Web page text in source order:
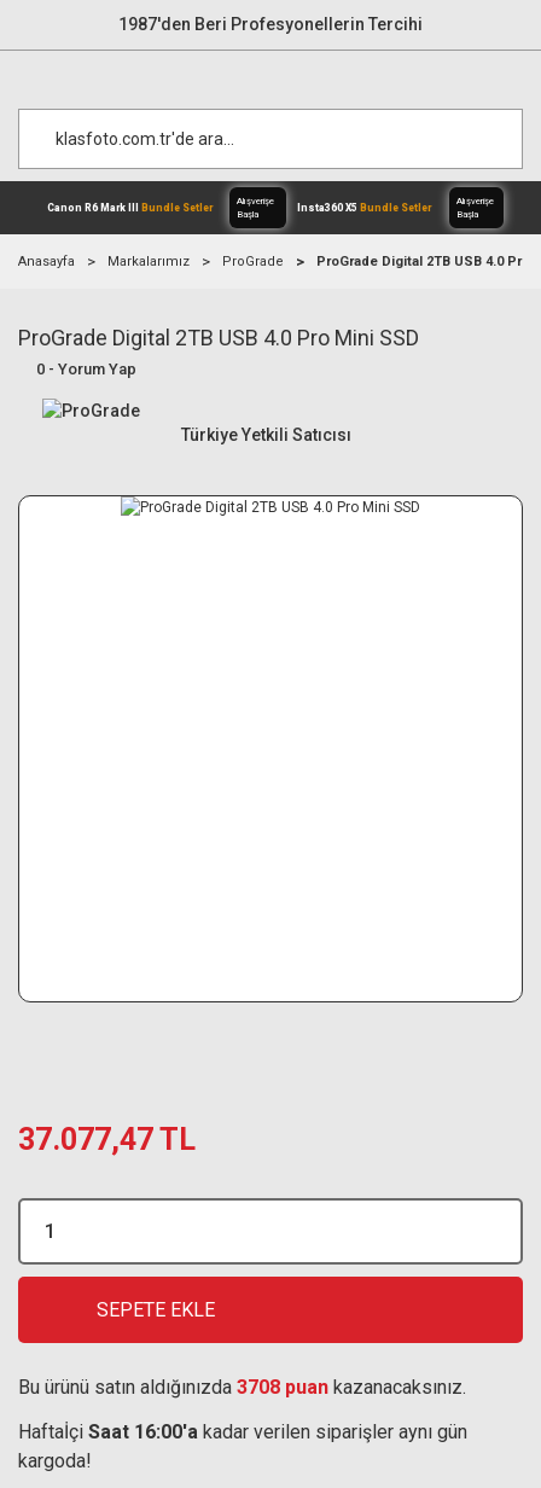
1987'den Beri Profesyonellerin Tercihi
Canon R6 Mark IIIBundle Setler
Alışverişe
Anasayfa Markalarımız ProGrade ProGrade Digital 2TB USB 4.0 Pro
ProGrade Digital 2TB USB 4.0 Pro Mini SSD
0 - Yorum Yap
Türkiye Yetkili Satıcısı
37.077,47 TL
SEPETE EKLE
Bu ürünü satın aldığınızda 3708 puan kazanacaksınız.
Haftaİçi Saat 16:00'a kadar verilen siparişler aynı gün
kargoda!